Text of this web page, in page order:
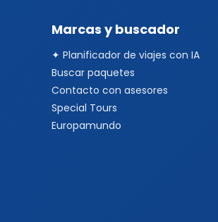
Marcas y buscador
✦ Planificador de viajes con IA
Buscar paquetes
Contacto con asesores
Special Tours
Europamundo